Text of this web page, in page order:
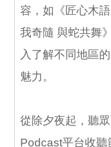
容，如《匠心木
我奇隨 與蛇共舞
入了解不同地區
魅力。
從除夕夜起，聽
Podcast平台收